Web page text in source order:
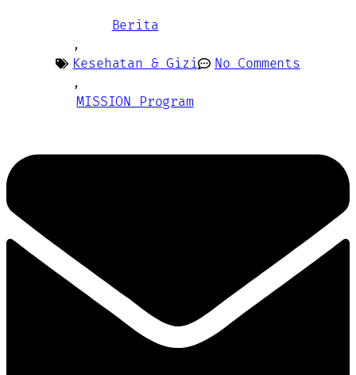
Berita
,
Kesehatan & Gizi
,
MISSION Program
No Comments